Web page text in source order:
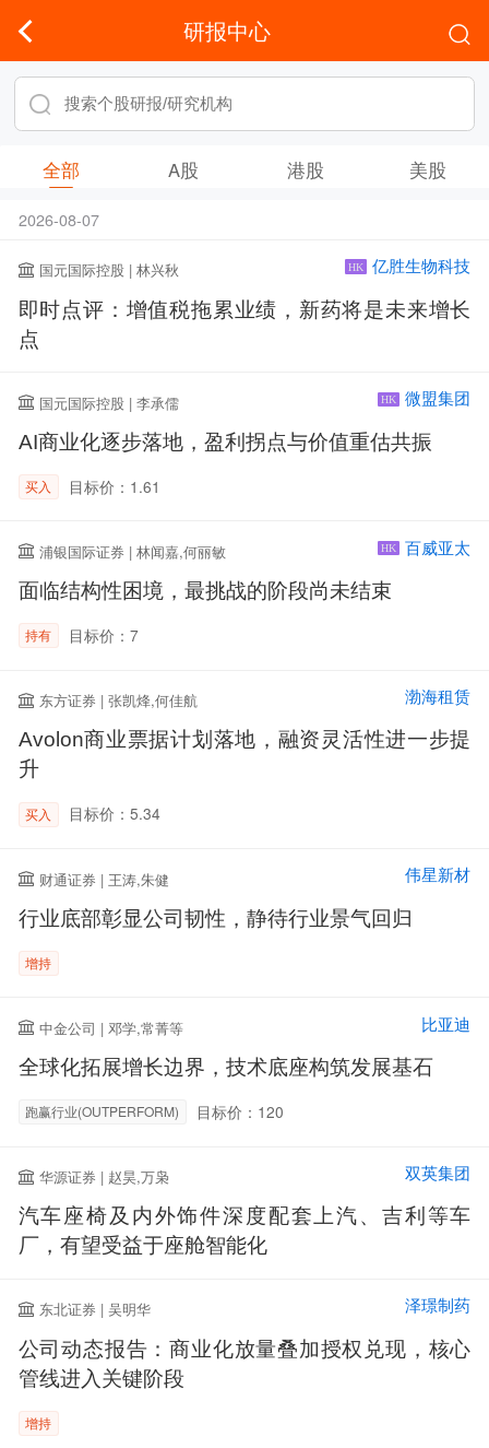
研报中心
全部 A股 港股 美股
2026-08-07
国元国际控股 | 林兴秋 HK 亿胜生物科技
即时点评：增值税拖累业绩，新药将是未来增长
点
国元国际控股 | 李承儒 HK 微盟集团
AI商业化逐步落地，盈利拐点与价值重估共振
买入 目标价：1.61
浦银国际证券 | 林闻嘉,何丽敏 HK 百威亚太
面临结构性困境，最挑战的阶段尚未结束
持有 目标价：7
东方证券 | 张凯烽,何佳航 渤海租赁
Avolon商业票据计划落地，融资灵活性进一步提
升
买入 目标价：5.34
财通证券 | 王涛,朱健 伟星新材
行业底部彰显公司韧性，静待行业景气回归
增持
中金公司 | 邓学,常菁等 比亚迪
全球化拓展增长边界，技术底座构筑发展基石
跑赢行业(OUTPERFORM) 目标价：120
华源证券 | 赵昊,万枭 双英集团
汽车座椅及内外饰件深度配套上汽、吉利等车
厂，有望受益于座舱智能化
东北证券 | 吴明华 泽璟制药
公司动态报告：商业化放量叠加授权兑现，核心
管线进入关键阶段
增持